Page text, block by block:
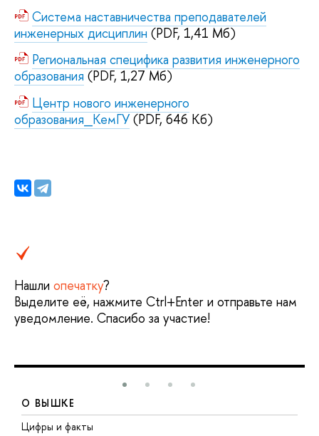
Система наставничества преподавателей
инженерных дисциплин (PDF, 1,41 Мб)
Региональная специфика развития инженерного
образования (PDF, 1,27 Мб)
Центр нового инженерного
образования_КемГУ (PDF, 646 Кб)
Нашли опечатку?
Выделите её, нажмите Ctrl+Enter и отправьте нам
уведомление. Спасибо за участие!
О ВЫШКЕ
Цифры и факты